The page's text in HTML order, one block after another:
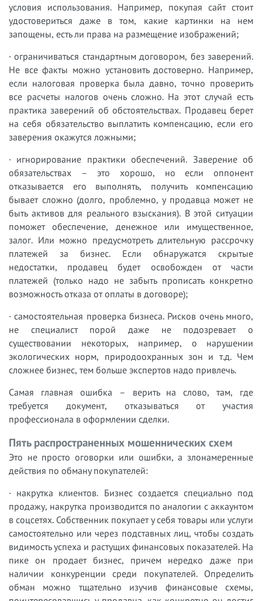
условия использования. Например, покупая сайт стоит
удостовериться даже в том, какие картинки на нем
запощены, есть ли права на размещение изображений;
· ограничиваться стандартным договором, без заверений.
Не все факты можно установить достоверно. Например,
если налоговая проверка была давно, точно проверить
все расчеты налогов очень сложно. На этот случай есть
практика заверений об обстоятельствах. Продавец берет
на себя обязательство выплатить компенсацию, если его
заверения окажутся ложными;
· игнорирование практики обеспечений. Заверение об
обязательствах – это хорошо, но если оппонент
отказывается его выполнять, получить компенсацию
бывает сложно (долго, проблемно, у продавца может не
быть активов для реального взыскания). В этой ситуации
поможет обеспечение, денежное или имущественное,
залог. Или можно предусмотреть длительную рассрочку
платежей за бизнес. Если обнаружатся скрытые
недостатки, продавец будет освобожден от части
платежей (только надо не забыть прописать конкретно
возможность отказа от оплаты в договоре);
· самостоятельная проверка бизнеса. Рисков очень много,
не специалист порой даже не подозревает о
существовании некоторых, например, о нарушении
экологических норм, природоохранных зон и т.д. Чем
сложнее бизнес, тем больше экспертов надо привлечь.
Самая главная ошибка – верить на слово, там, где
требуется документ, отказываться от участия
профессионала в оформлении сделки.
Пять распространенных мошеннических схем
Это не просто оговорки или ошибки, а злонамеренные
действия по обману покупателей:
· накрутка клиентов. Бизнес создается специально под
продажу, накрутка производится по аналогии с аккаунтом
в соцсетях. Собственник покупает у себя товары или услуги
самостоятельно или через подставных лиц, чтобы создать
видимость успеха и растущих финансовых показателей. На
пике он продает бизнес, причем нередко даже при
наличии конкуренции среди покупателей. Определить
обман можно тщательно изучив финансовые схемы,